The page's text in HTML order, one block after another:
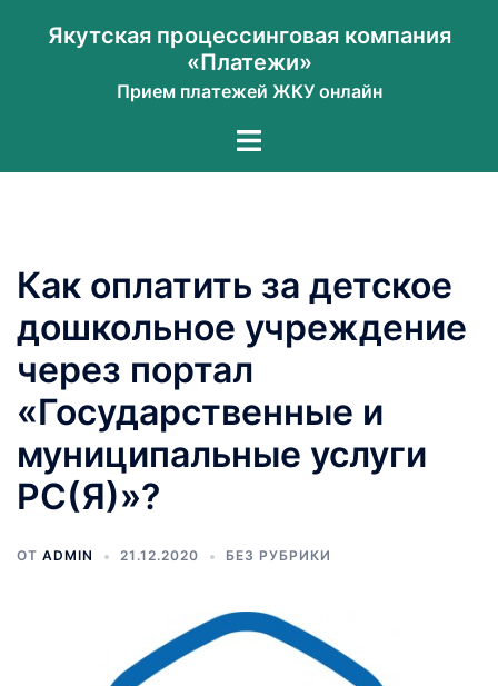
Якутская процессинговая компания
«Платежи»
Прием платежей ЖКУ онлайн
Переключатель
Как оплатить за детское
дошкольное учреждение
через портал
«Государственные и
муниципальные услуги
РС(Я)»?
ОТ ADMIN 21.12.2020 БЕЗ РУБРИКИ